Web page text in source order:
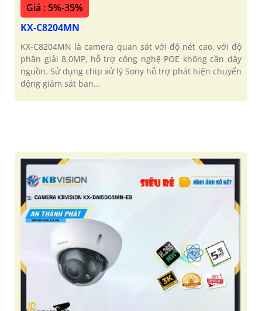
Giá : 5%-35%
KX-C8204MN
KX-C8204MN là camera quan sát với độ nét cao, với độ
phân giải 8.0MP, hỗ trợ công nghệ POE không cần dây
nguồn. Sử dụng chip xử lý Sony hỗ trợ phát hiện chuyển
động giám sát ban...